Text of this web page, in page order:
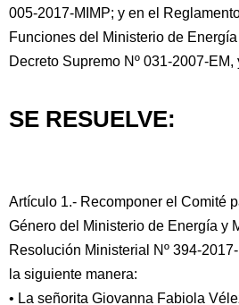
005-2017-MIMP; y en el
Funciones del Ministerio de
Decreto Supremo Nº 031-2007-
SE RESUELVE:
Artículo 1.- Recomponer el Comité
Género del Ministerio de Energía y
Resolución Ministerial Nº 394-
la siguiente manera:
• La señorita Giovanna Fabiola